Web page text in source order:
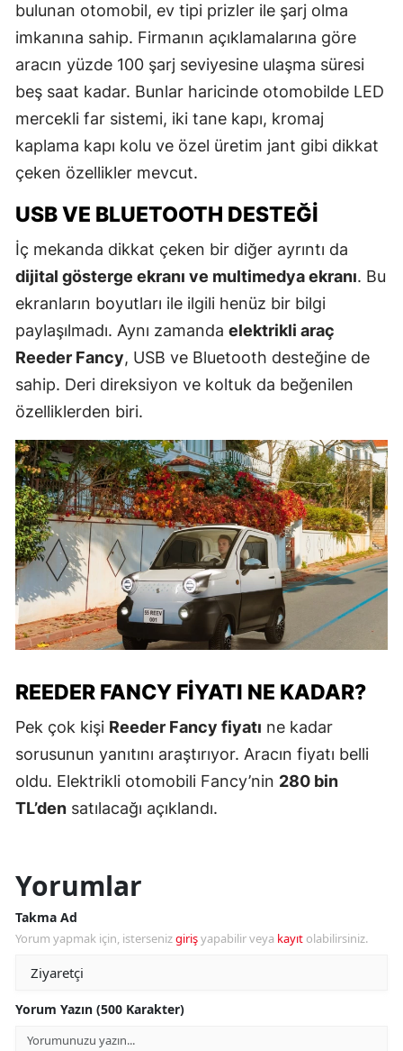
bulunan otomobil, ev tipi prizler ile şarj olma
imkanına sahip. Firmanın açıklamalarına göre
aracın yüzde 100 şarj seviyesine ulaşma süresi
beş saat kadar. Bunlar haricinde otomobilde LED
mercekli far sistemi, iki tane kapı, kromaj
kaplama kapı kolu ve özel üretim jant gibi dikkat
çeken özellikler mevcut.
USB VE BLUETOOTH DESTEĞI
İç mekanda dikkat çeken bir diğer ayrıntı da
dijital gösterge ekranı ve multimedya ekranı. Bu
ekranların boyutları ile ilgili henüz bir bilgi
paylaşılmadı. Aynı zamanda elektrikli araç
Reeder Fancy, USB ve Bluetooth desteğine de
sahip. Deri direksiyon ve koltuk da beğenilen
özelliklerden biri.
REEDER FANCY FIYATI NE KADAR?
Pek çok kişi Reeder Fancy fiyatı ne kadar
sorusunun yanıtını araştırıyor. Aracın fiyatı belli
oldu. Elektrikli otomobili Fancy’nin 280 bin
TL’den satılacağı açıklandı.
Yorumlar
Takma Ad
Yorum yapmak için, istersenizgirişyapabilir veya kayıt olabilirsiniz.
Yorum Yazın (500 Karakter)